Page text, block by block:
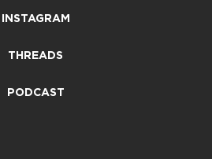
INSTAGRAM
THREADS
PODCAST